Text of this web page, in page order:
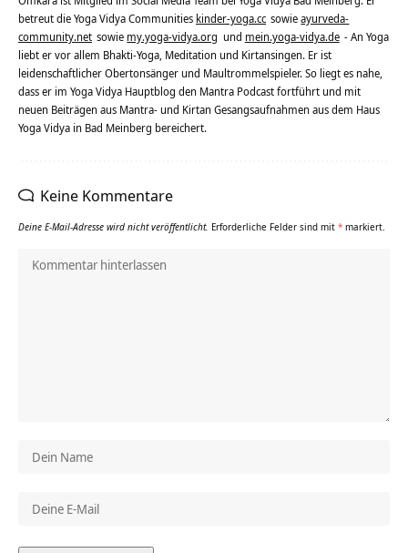
betreut die Yoga Vidya Communities kinder-yoga.cc sowieayurveda-
community.net sowie my.yoga-vidya.org und mein.yoga-vidya.de - An Yoga
liebt er vor allem Bhakti-Yoga, Meditation und Kirtansingen. Er ist
leidenschaftlicher Obertonsänger und Maultrommelspieler. So liegt es nahe,
dass er im Yoga Vidya Hauptblog den Mantra Podcast fortführt und mit
neuen Beiträgen aus Mantra- und Kirtan Gesangsaufnahmen aus dem Haus
Yoga Vidya in Bad Meinberg bereichert.
Keine Kommentare
Deine E-Mail-Adresse wird nicht veröffentlicht. Erforderliche Felder sind mit * markiert.